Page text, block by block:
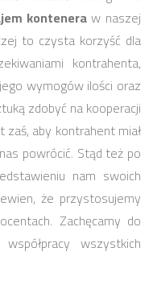
konteneraw naszej
to czysta korzyść dla
kontrahenta,
wymogów ilości oraz
zdobyć na kooperacji
aby kontrahent miał
powrócić. Stąd też po
nam swoich
że przystosujemy
Zachęcamy do
wszystkich